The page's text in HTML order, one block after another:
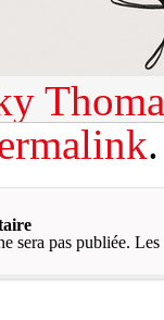
.
sera pas publiée. Les